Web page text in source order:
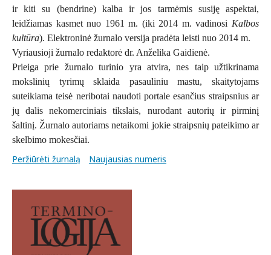
ir kiti su (bendrine) kalba ir jos tarmėmis susiję aspektai,
leidžiamas kasmet nuo 1961 m. (iki 2014 m. vadinosi Kalbos
kultūra). Elektroninė žurnalo versija pradėta leisti nuo 2014 m.
Vyriausioji žurnalo redaktorė dr. Anželika Gaidienė.
Prieiga prie žurnalo turinio yra atvira, nes taip užtikrinama
mokslinių tyrimų sklaida pasauliniu mastu, skaitytojams
suteikiama teisė neribotai naudoti portale esančius straipsnius ar
jų dalis nekomerciniais tikslais, nurodant autorių ir pirminį
šaltinį. Žurnalo autoriams netaikomi jokie straipsnių pateikimo ar
skelbimo mokesčiai.
Peržiūrėti žurnalą Naujausias numeris